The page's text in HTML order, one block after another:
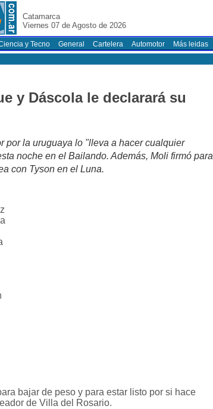
Catamarca
Viernes 07 de Agosto de 2026
y Tecno General Cartelera Automotor Más leidas
y Dáscola le declarará su
por la uruguaya lo "lleva a hacer cualquier
noche en el Bailando. Además, Moli firmó para
con Tyson en el Luna.
bajar de peso y para estar listo por si hace
de Villa del Rosario.